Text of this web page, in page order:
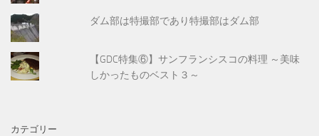
ダム部は特撮部であり特撮部はダム部
【GDC特集⑥】サンフランシスコの料理 ～美味
しかったものベスト３～
カテゴリー